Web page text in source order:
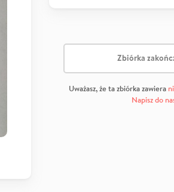
Zbiórka
Uważasz, że ta zbiórka zawiera
Napisz do